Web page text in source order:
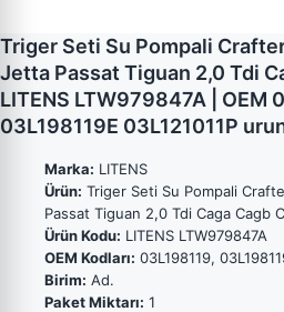
Triger Seti Su Pompali
Jetta Passat Tiguan 2,0 Tdi
LITENS LTW979847A | OEM
03L198119E 03L121011P
Marka: LITENS
Ürün: Triger Seti Su Pompali
Passat Tiguan 2,0 Tdi Caga Cagb
Ürün Kodu: LITENS LTW979847A
OEM Kodları: 03L198119,
Birim: Ad.
Paket Miktarı: 1